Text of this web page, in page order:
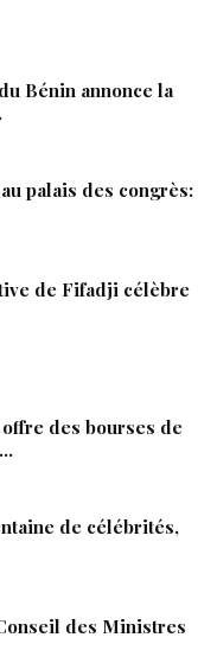
Bénin annonce la
palais des congrès:
de Fifadji célèbre
offre des bourses de
de célébrités,
des Ministres